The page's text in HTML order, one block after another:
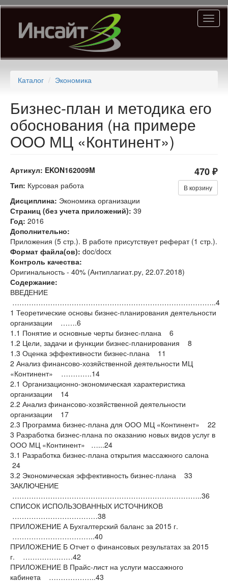
Перейти
основному
содержанию
Каталог Экономика
Бизнес-план и методика его
обоснования (на примере
ООО МЦ «Континент»)
Артикул: EKON162009M 470 ₽
В корзину
Тип: Курсовая работа
Дисциплина: Экономика организации
Страниц (без учета приложений): 39
Год: 2016
Дополнительно:
Приложения (5 стр.). В работе присутствует реферат (1 стр.).
Формат файла(ов): doc/docx
Контроль качества:
Оригинальность - 40% (Антиплагиат.ру, 22.07.2018)
Содержание:
ВВЕДЕНИЕ
…………………………………………………………………………..4
1 Теоретические основы бизнес-планирования деятельности
организации …….6
1.1 Понятие и основные черты бизнес-плана 6
1.2 Цели, задачи и функции бизнес-планирования 8
1.3 Оценка эффективности бизнес-плана 11
2 Анализ финансово-хозяйственной деятельности МЦ
«Континент» ………….14
2.1 Организационно-экономическая характеристика
организации 14
2.2 Анализ финансово-хозяйственной деятельности
организации 17
2.3 Программа бизнес-плана для ООО МЦ «Континент» 22
3 Разработка бизнес-плана по оказанию новых видов услуг в
ООО МЦ «Континент» …...24
3.1 Разработка бизнес-плана открытия массажного салона
24
3.2 Экономическая эффективность бизнес-плана 33
ЗАКЛЮЧЕНИЕ
……………………………………………………………………..36
СПИСОК ИСПОЛЬЗОВАННЫХ ИСТОЧНИКОВ
………………………………38
ПРИЛОЖЕНИЕ А Бухгалтерский баланс за 2015 г.
……………………………..40
ПРИЛОЖЕНИЕ Б Отчет о финансовых результатах за 2015
г. …………………42
ПРИЛОЖЕНИЕ В Прайс-лист на услуги массажного
кабинета ………………..43